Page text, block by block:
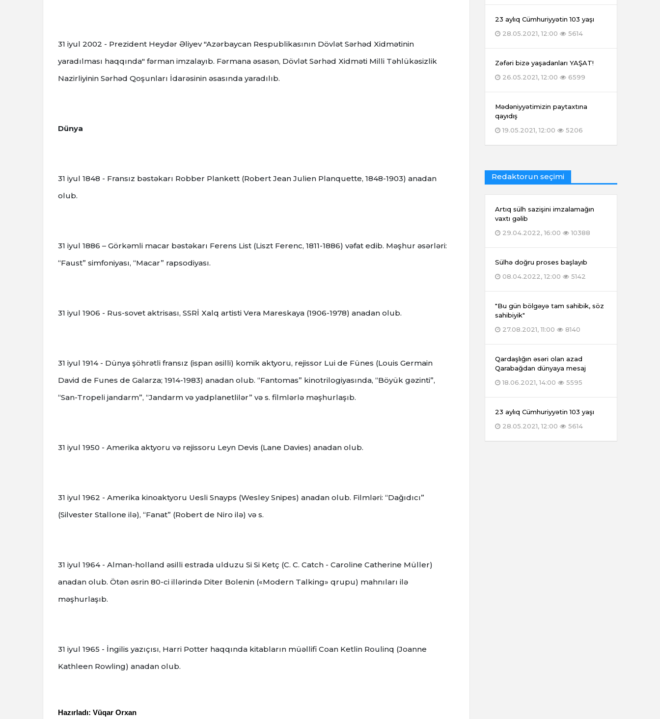
31 iyul 2002 - Prezident Heydər Əliyev "Azərbaycan Respublikasının Dövlət Sərhəd Xidmətinin
yaradılması haqqında" fərman imzalayıb. Fərmana əsasən, Dövlət Sərhəd Xidməti Milli Təhlükəsizlik
Nazirliyinin Sərhəd Qoşunları İdarəsinin əsasında yaradılıb.
Dünya
31 iyul 1848 - Fransız bəstəkarı Robber Plankett (Robert Jean Julien Planquette, 1848-1903) anadan
olub.
31 iyul 1886 – Görkəmli macar bəstəkarı Ferens List (Liszt Ferenc, 1811-1886) vəfat edib. Məşhur əsərləri:
“Faust” simfoniyası, “Macar” rapsodiyası.
31 iyul 1906 - Rus-sovet aktrisası, SSRİ Xalq artisti Vera Mareskaya (1906-1978) anadan olub.
31 iyul 1914 - Dünya şöhrətli fransız (ispan əsilli) komik aktyoru, rejissor Lui de Fünes (Louis Germain
David de Funes de Galarza; 1914-1983) anadan olub. “Fantomas” kinotrilogiyasında, “Böyük gəzinti”,
“San-Tropeli jandarm”, “Jandarm və yadplanetlilər” və s. filmlərlə məşhurlaşıb.
31 iyul 1950 - Amerika aktyoru və rejissoru Leyn Devis (Lane Davies) anadan olub.
31 iyul 1962 - Amerika kinoaktyoru Uesli Snayps (Wesley Snipes) anadan olub. Filmləri: “Dağıdıcı”
(Silvester Stallone ilə), “Fanat” (Robert de Niro ilə) və s.
31 iyul 1964 - Alman-holland əsilli estrada ulduzu Si Si Ketç (C. C. Catch - Caroline Catherine Müller)
anadan olub. Ötən əsrin 80-ci illərində Diter Bolenin («Modern Talking» qrupu) mahnıları ilə
məşhurlaşıb.
31 iyul 1965 - İngilis yazıçısı, Harri Potter haqqında kitabların müəllifi Coan Ketlin Roulinq (Joanne
Kathleen Rowling) anadan olub.
Hazırladı: Vüqar Orxan
23 aylıq Cümhuriyyətin 103 yaşı
28.05.2021, 12:00
5614
Zəfəri bizə yaşadanları YAŞAT!
26.05.2021, 12:00
6599
Mədəniyyətimizin paytaxtına
qayıdış
19.05.2021, 12:00
5206
Redaktorun seçimi
Artıq sülh sazişini imzalamağın
vaxtı gəlib
29.04.2022, 16:00
10388
Sülhə doğru proses başlayıb
08.04.2022, 12:00
5142
"Bu gün bölgəyə tam sahibik, söz
sahibiyik"
27.08.2021, 11:00
8140
Qardaşlığın əsəri olan azad
Qarabağdan dünyaya mesaj
18.06.2021, 14:00
5595
23 aylıq Cümhuriyyətin 103 yaşı
28.05.2021, 12:00
5614